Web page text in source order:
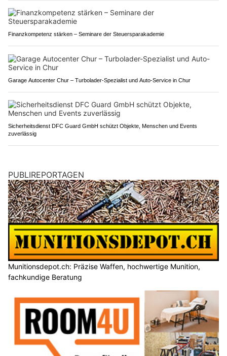
Finanzkompetenz stärken – Seminare der Steuersparakademie
Garage Autocenter Chur – Turbolader-Spezialist und Auto-Service in Chur
Sicherheitsdienst DFC Guard GmbH schützt Objekte, Menschen und Events
zuverlässig
PUBLIREPORTAGEN
Munitionsdepot.ch: Präzise Waffen, hochwertige Munition,
fachkundige Beratung